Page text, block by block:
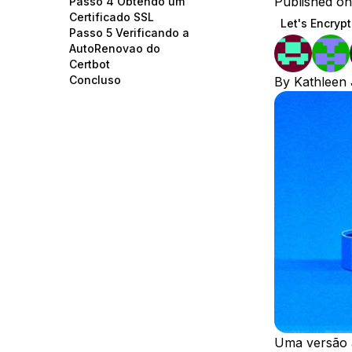
Storage
Browse all products
Startups and SMBs
Web and App Platforms
See all solutions
Certificado SSL
Passo 5 Verificando a
AutoRenovao do
Certbot
Concluso
Let's Encrypt
By Kathleen
Uma